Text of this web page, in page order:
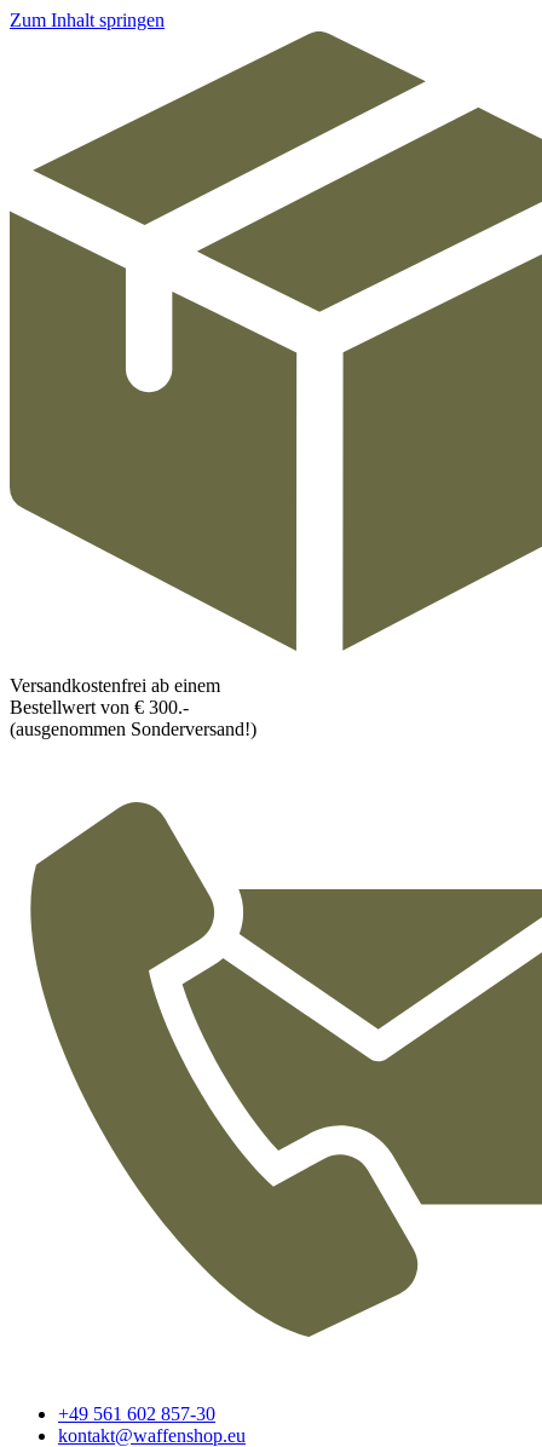
Zum Inhalt springen
Versandkostenfrei ab einem
Bestellwert von € 300.-
(ausgenommen Sonderversand!)
+49 561 602 857-30
kontakt@waffenshop.eu